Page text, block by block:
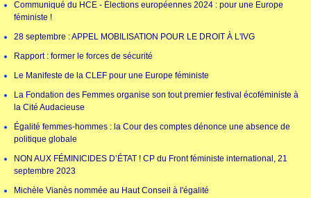
Communiqué du HCE - Élections européennes 2024 : pour une Europe
féministe !
28 septembre : APPEL MOBILISATION POUR LE DROIT À L'IVG
Rapport : former le forces de sécurité
Le Manifeste de la CLEF pour une Europe féministe
La Fondation des Femmes organise son tout premier festival écoféministe à
la Cité Audacieuse
Égalité femmes-hommes : la Cour des comptes dénonce une absence de
politique globale
NON AUX FÉMINICIDES D’ÉTAT ! CP du Front féministe international, 21
septembre 2023
Michèle Vianès nommée au Haut Conseil à l'égalité